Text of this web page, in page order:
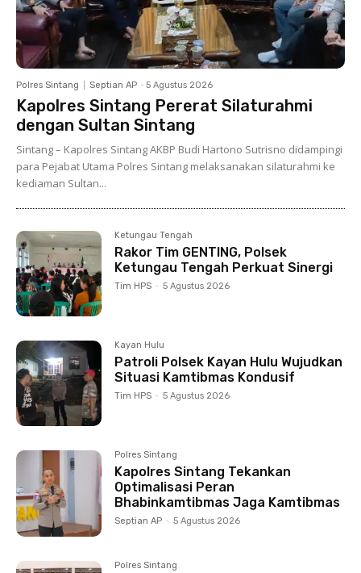
Polres Sintang Septian AP - 5 Agustus 2026
Kapolres Sintang Pererat Silaturahmi
dengan Sultan Sintang
Sintang – Kapolres Sintang AKBP Budi Hartono Sutrisno didampingi
para Pejabat Utama Polres Sintang melaksanakan silaturahmi ke
kediaman Sultan...
Ketungau Tengah
Rakor Tim GENTING, Polsek
Ketungau Tengah Perkuat Sinergi
Tim HPS - 5 Agustus 2026
Kayan Hulu
Patroli Polsek Kayan Hulu Wujudkan
Situasi Kamtibmas Kondusif
Tim HPS - 5 Agustus 2026
Polres Sintang
Kapolres Sintang Tekankan
Optimalisasi Peran
Bhabinkamtibmas Jaga Kamtibmas
Septian AP - 5 Agustus 2026
Polres Sintang